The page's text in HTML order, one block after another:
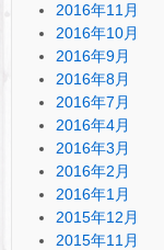
2016年11月
2016年10月
2016年9月
2016年8月
2016年7月
2016年4月
2016年3月
2016年2月
2016年1月
2015年12月
2015年11月